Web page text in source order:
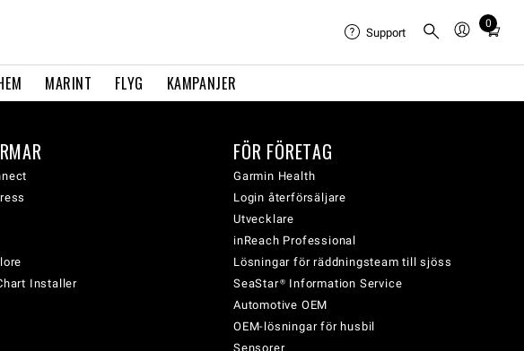
MARINT FLYG KAMPANJER
Support
0
Total
in
Installer
FÖR FÖRETAG
Garmin Health
Login återförsäljare
Utvecklare
inReach Professional
Lösningar för räddningsteam till sjöss
SeaStar® Information Service
Automotive OEM
OEM-lösningar för husbil
Sensorer